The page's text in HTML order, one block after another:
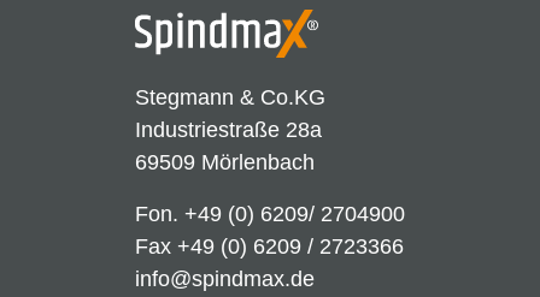
Stegmann & Co.KG
Industriestraße 28a
69509 Mörlenbach
Fon. +49 (0) 6209/ 2704900
Fax +49 (0) 6209 / 2723366
info@spindmax.de